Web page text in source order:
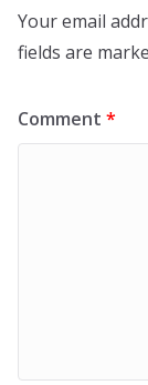
Your email
fields are
Comment *